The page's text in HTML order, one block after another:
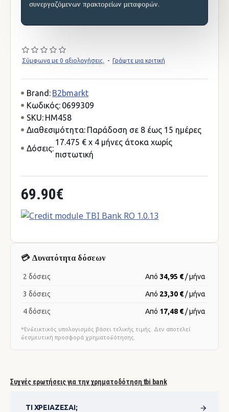
συνεργαζόμενων πρακτορείων μεταφορών.
Σύμφωνα με 0 αξιολογήσεις. - Γράψτε μια κριτική
69.90€
Brand: B2bmarkt
Κωδικός: 0699309
SKU: HM458
Διαθεσιμότητα: Παράδοση σε 8 έως 15 ημέρες
Δόσεις:
17.475 € x 4 μήνες άτοκα χωρίς
πιστωτική
Συχνές ερωτήσεις για την χρηματοδότηση tbi bank
ΤΙ ΧΡΕΙΆΖΕΣΑΙ;
💳 Δυνατότητα δόσεων
2 δόσεις Από 34,95 € / μήνα
3 δόσεις Από 23,30 € / μήνα
4 δόσεις Από 17,48 € / μήνα
*Ενδεικτικός υπολογισμός βάσει τελικής τιμής. Δεν αποτελεί
δεσμευτική προσφορά χρηματοδότησης.